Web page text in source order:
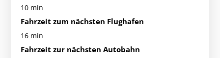
10 min
Fahrzeit zum nächsten Flughafen
16 min
Fahrzeit zur nächsten Autobahn